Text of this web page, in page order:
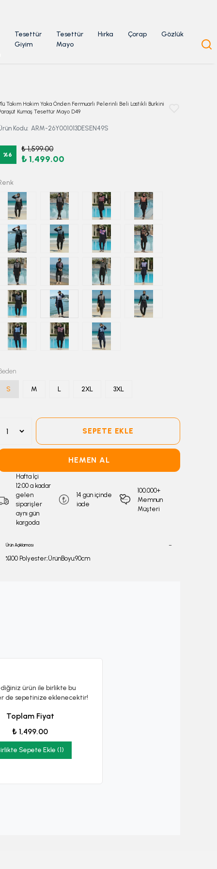
Tesettür
Giyim
Tesettür
Mayo
Hırka Çorap Gözlük
Takım Hakim Yaka Önden Fermuarlı Pelerinli Beli Lastikli Burkini
Kumaş Tesettür Mayo D49
Kodu: ARM-26Y001013DESEN49S
%6
₺ 1,599.00
₺ 1,499.00
S M L 2XL 3XL
SEPETE EKLE
HEMEN AL
Hafta İçi
12:00 a kadar
gelen
siparişler
aynı gün
kargoda
14 gün içinde
iade
100.000+
Memnun
Müşteri
Ürün Açıklaması
%100 Polyester;ÜrünBoyu:90cm
ürün ile birlikte bu
de sepetinize eklenecektir!
Toplam Fiyat
₺ 1,499.00
Sepete Ekle (1)